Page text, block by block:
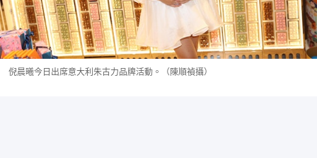
倪晨曦今日出席意大利朱古力品牌活動。（陳順禎攝）